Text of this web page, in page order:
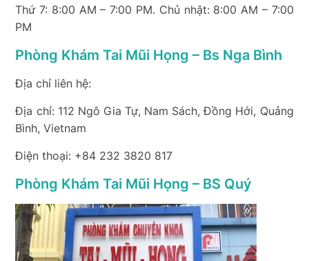
Thứ 7: 8:00 AM – 7:00 PM. Chủ nhật: 8:00 AM – 7:00
PM
Phòng Khám Tai Mũi Họng – Bs Nga Bình
Địa chỉ liên hệ:
Địa chỉ: 112 Ngô Gia Tự, Nam Sách, Đồng Hới, Quảng
Bình, Vietnam
Điện thoại: +84 232 3820 817
Phòng Khám Tai Mũi Họng – BS Quý